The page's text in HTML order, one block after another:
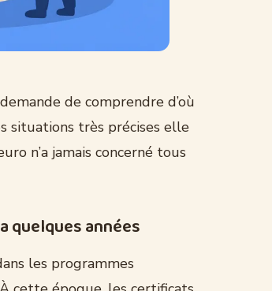
de comprendre d’où
situations très précises elle
n’a jamais concerné tous
quelques années
les programmes